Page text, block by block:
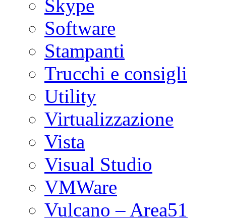
Skype
Software
Stampanti
Trucchi e consigli
Utility
Virtualizzazione
Vista
Visual Studio
VMWare
Vulcano – Area51